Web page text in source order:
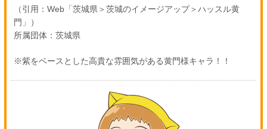
（引用：Web「茨城県＞茨城のイメージアップ＞ハッスル黄
門」）
所属団体：茨城県
※紫をベースとした高貴な雰囲気がある黄門様キャラ！！